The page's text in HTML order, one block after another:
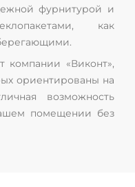
фурнитурой и
как
компании «Виконт»,
ориентированы на
возможность
помещении без